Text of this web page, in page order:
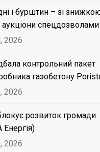
і бурштин – зі
аукціони спецдозволами
2026
контрольний пакет
газобетону
2026
розвиток громади
2026